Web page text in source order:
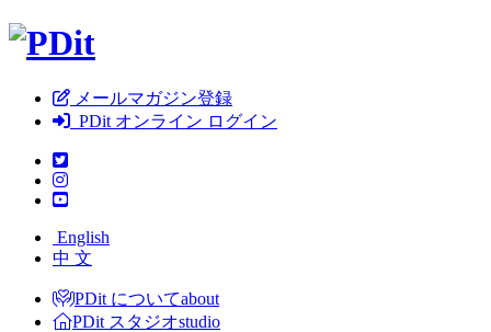
メールマガジン登録
PDit オンライン ログイン
English
中 文
PDit についてabout
PDit スタジオstudio